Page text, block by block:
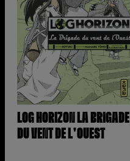
LOG HORIZON LA BRIGADE
DU VENT DE L'OUEST